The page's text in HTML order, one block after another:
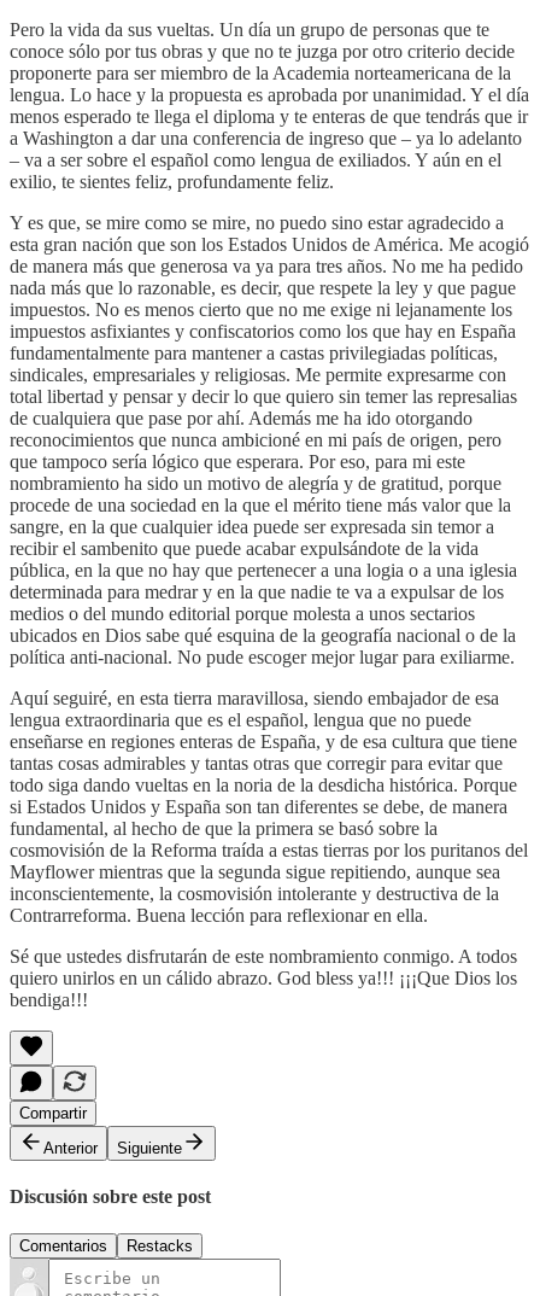
Pero la vida da sus vueltas. Un día un grupo de personas que te
conoce sólo por tus obras y que no te juzga por otro criterio decide
proponerte para ser miembro de la Academia norteamericana de la
lengua. Lo hace y la propuesta es aprobada por unanimidad. Y el día
menos esperado te llega el diploma y te enteras de que tendrás que ir
a Washington a dar una conferencia de ingreso que – ya lo adelanto
– va a ser sobre el español como lengua de exiliados. Y aún en el
exilio, te sientes feliz, profundamente feliz.
Y es que, se mire como se mire, no puedo sino estar agradecido a
esta gran nación que son los Estados Unidos de América. Me acogió
de manera más que generosa va ya para tres años. No me ha pedido
nada más que lo razonable, es decir, que respete la ley y que pague
impuestos. No es menos cierto que no me exige ni lejanamente los
impuestos asfixiantes y confiscatorios como los que hay en España
fundamentalmente para mantener a castas privilegiadas políticas,
sindicales, empresariales y religiosas. Me permite expresarme con
total libertad y pensar y decir lo que quiero sin temer las represalias
de cualquiera que pase por ahí. Además me ha ido otorgando
reconocimientos que nunca ambicioné en mi país de origen, pero
que tampoco sería lógico que esperara. Por eso, para mi este
nombramiento ha sido un motivo de alegría y de gratitud, porque
procede de una sociedad en la que el mérito tiene más valor que la
sangre, en la que cualquier idea puede ser expresada sin temor a
recibir el sambenito que puede acabar expulsándote de la vida
pública, en la que no hay que pertenecer a una logia o a una iglesia
determinada para medrar y en la que nadie te va a expulsar de los
medios o del mundo editorial porque molesta a unos sectarios
ubicados en Dios sabe qué esquina de la geografía nacional o de la
política anti-nacional. No pude escoger mejor lugar para exiliarme.
Aquí seguiré, en esta tierra maravillosa, siendo embajador de esa
lengua extraordinaria que es el español, lengua que no puede
enseñarse en regiones enteras de España, y de esa cultura que tiene
tantas cosas admirables y tantas otras que corregir para evitar que
todo siga dando vueltas en la noria de la desdicha histórica. Porque
si Estados Unidos y España son tan diferentes se debe, de manera
fundamental, al hecho de que la primera se basó sobre la
cosmovisión de la Reforma traída a estas tierras por los puritanos del
Mayflower mientras que la segunda sigue repitiendo, aunque sea
inconscientemente, la cosmovisión intolerante y destructiva de la
Contrarreforma. Buena lección para reflexionar en ella.
Sé que ustedes disfrutarán de este nombramiento conmigo. A todos
quiero unirlos en un cálido abrazo. God bless ya!!! ¡¡¡Que Dios los
bendiga!!!
Compartir
Anterior
Siguiente
Discusión sobre este post
Comentarios Restacks